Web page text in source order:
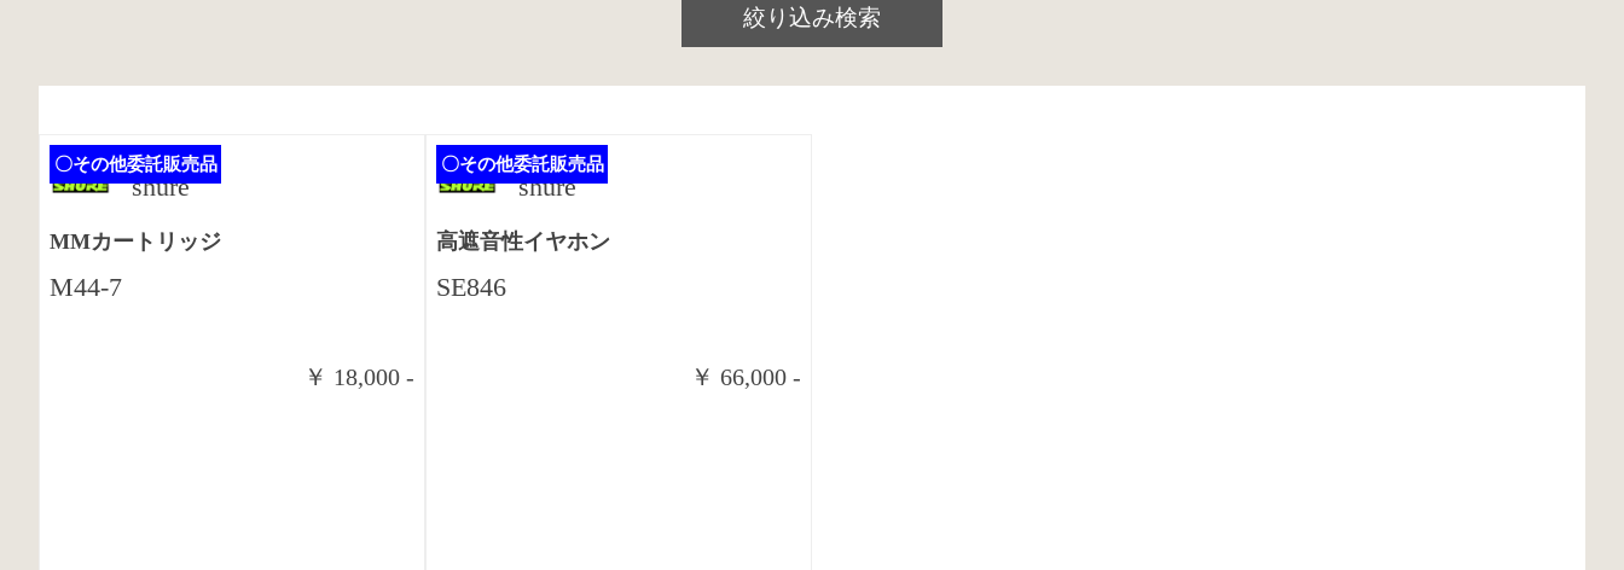
絞り込み検索
shure
MMカートリッジ
M44-7
〇その他委託販売品
￥ 18,000 -
shure
高遮音性イヤホン
SE846
〇その他委託販売品
￥ 66,000 -